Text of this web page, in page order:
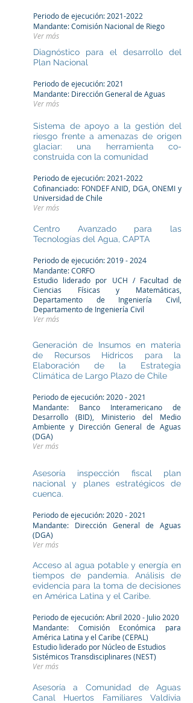
Periodo de ejecución: 2021-2022
Mandante: Comisión Nacional de Riego
Ver más
Diagnóstico para el desarrollo del
Plan Nacional
Periodo de ejecución: 2021
Mandante: Dirección General de Aguas
Ver más
Sistema de apoyo a la gestión del
riesgo frente a amenazas de origen
glaciar: una herramienta co-
construida con la comunidad
Periodo de ejecución: 2021-2022
Cofinanciado: FONDEF ANID, DGA, ONEMI y
Universidad de Chile
Ver más
Centro Avanzado para las
Tecnologías del Agua, CAPTA
Periodo de ejecución: 2019 - 2024
Mandante: CORFO
Estudio liderado por UCH / Facultad de
Ciencias Físicas y Matemáticas,
Departamento de Ingeniería Civil,
Departamento de Ingeniería Civil
Ver más
Generación de Insumos en materia
de Recursos Hídricos para la
Elaboración de la Estrategia
Climática de Largo Plazo de Chile
Periodo de ejecución: 2020 - 2021
Mandante: Banco Interamericano de
Desarrollo (BID), Ministerio del Medio
Ambiente y Dirección General de Aguas
(DGA)
Ver más
Asesoría inspección fiscal plan
nacional y planes estratégicos de
cuenca.
Periodo de ejecución: 2020 - 2021
Mandante: Dirección General de Aguas
(DGA)
Ver más
Acceso al agua potable y energía en
tiempos de pandemia. Análisis de
evidencia para la toma de decisiones
en América Latina y el Caribe.
Periodo de ejecución: Abril 2020 - Julio 2020
Mandante: Comisión Económica para
América Latina y el Caribe (CEPAL)
Estudio liderado por Núcleo de Estudios
Sistémicos Transdisciplinares (NEST)
Ver más
Asesoría a Comunidad de Aguas
Canal Huertos Familiares Valdivia